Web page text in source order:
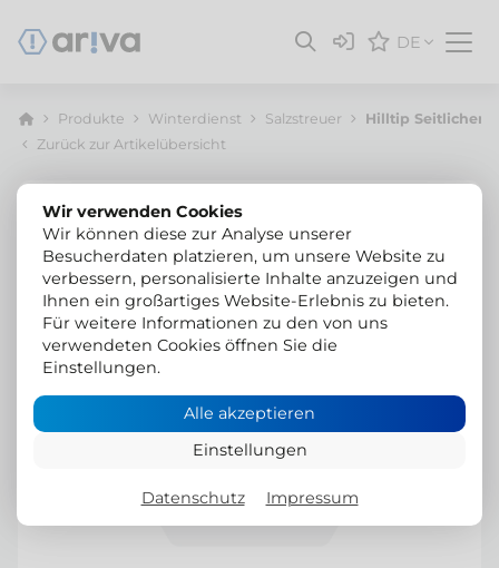
DE
Produkte Winterdienst Salzstreuer
Hilltip Seitlicher
Zurück zur Artikelübersicht
Wir verwenden Cookies
Wir können diese zur Analyse unserer
Besucherdaten platzieren, um unsere Website zu
verbessern, personalisierte Inhalte anzuzeigen und
Ihnen ein großartiges Website-Erlebnis zu bieten.
Für weitere Informationen zu den von uns
verwendeten Cookies öffnen Sie die
Einstellungen.
Alle akzeptieren
Einstellungen
Datenschutz Impressum